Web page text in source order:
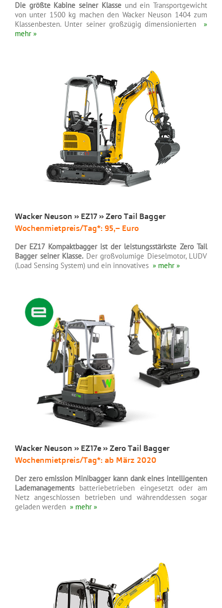
Die größte Kabine seiner Klasse und ein Transportgewicht
von unter 1500 kg machen den Wacker Neuson 1404 zum
Klassenbesten. Unter seiner großzügig dimensionierten »
mehr »
Wacker Neuson » EZ17 » Zero Tail Bagger
Wochenmietpreis/Tag*: 95,– Euro
Der EZ17 Kompaktbagger ist der leistungsstärkste Zero Tail
Bagger seiner Klasse. Der großvolumige Dieselmotor, LUDV
(Load Sensing System) und ein innovatives » mehr »
Wacker Neuson » EZ17e » Zero Tail Bagger
Wochenmietpreis/Tag*: ab März 2020
Der zero emission Minibagger kann dank eines intelligenten
Lademanagements batteriebetrieben eingesetzt oder am
Netz angeschlossen betrieben und währenddessen sogar
geladen werden » mehr »